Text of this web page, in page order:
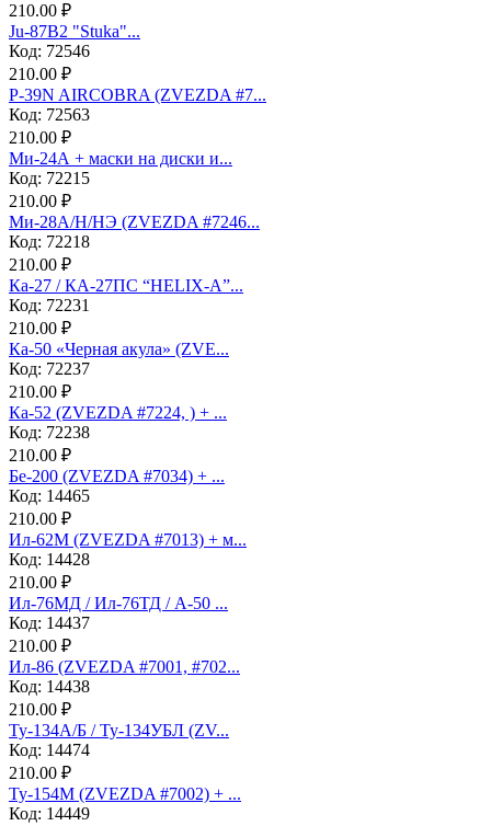
210.00 ₽
Ju-87B2 "Stuka"...
Код: 72546
210.00 ₽
P-39N AIRCOBRA (ZVEZDA #7...
Код: 72563
210.00 ₽
Ми-24А + маски на диски и...
Код: 72215
210.00 ₽
Ми-28А/Н/НЭ (ZVEZDA #7246...
Код: 72218
210.00 ₽
Ка-27 / КА-27ПС “HELIX-A”...
Код: 72231
210.00 ₽
Ка-50 «Черная акула» (ZVE...
Код: 72237
210.00 ₽
Ка-52 (ZVEZDA #7224, ) + ...
Код: 72238
210.00 ₽
Бе-200 (ZVEZDA #7034) + ...
Код: 14465
210.00 ₽
Ил-62М (ZVEZDA #7013) + м...
Код: 14428
210.00 ₽
Ил-76МД / Ил-76ТД / А-50 ...
Код: 14437
210.00 ₽
Ил-86 (ZVEZDA #7001, #702...
Код: 14438
210.00 ₽
Ту-134А/Б / Ту-134УБЛ (ZV...
Код: 14474
210.00 ₽
Ту-154М (ZVEZDA #7002) + ...
Код: 14449